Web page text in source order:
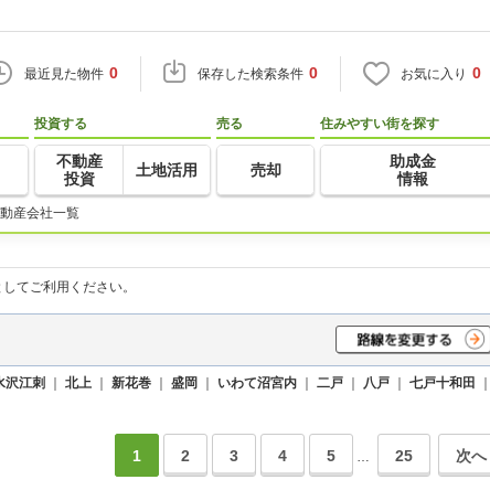
最近見た物件 0 保存した検索条件 0 お気に入り 0
投資する
不動産
投資
土地活用
売る
売却
住みやすい街を探す
助成金
情報
産会社一覧
てご利用ください。
沢江刺 ｜ 北上 ｜ 新花巻 ｜ 盛岡 ｜ いわて沼宮内 ｜ 二戸 ｜ 八戸 ｜ 七戸十和田 ｜
1 2 3 4 5 … 25 次へ